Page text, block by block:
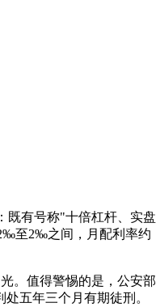
既有号称"十倍杠杆、实盘
至2‰之间，月配利率约
。值得警惕的是，公安部
五年三个月有期徒刑。